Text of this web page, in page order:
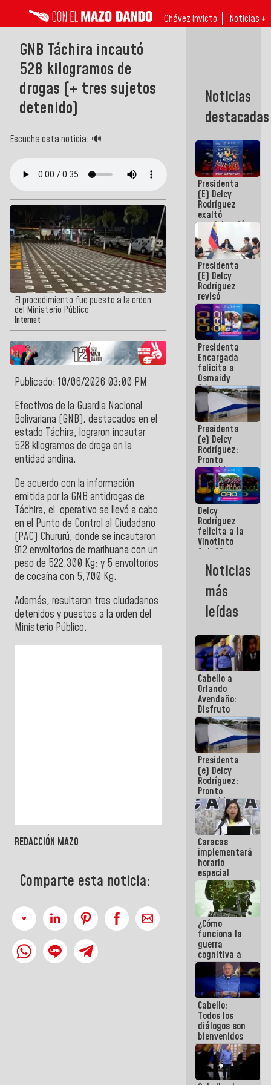
Chávez invicto Noticias ↓
GNB Táchira incautó
528 kilogramos de
drogas (+ tres sujetos
detenido)
Escucha esta noticia: 🔊
El procedimiento fue puesto a la orden
del Ministerio Público
Internet
Publicado: 10/06/2026 03:00 PM
Efectivos de la Guardia Nacional
Bolivariana (GNB), destacados en el
estado Táchira, lograron incautar
528 kilogramos de droga en la
entidad andina.
De acuerdo con la información
emitida por la GNB antidrogas de
Táchira, el operativo se llevó a cabo
en el Punto de Control al Ciudadano
(PAC) Chururú, donde se incautaron
912 envoltorios de marihuana con un
peso de 522,300 Kg; y 5 envoltorios
de cocaína con 5,700 Kg.
Además, resultaron tres ciudadanos
detenidos y puestos a la orden del
Ministerio Público.
REDACCIÓN MAZO
Comparte esta noticia:
Noticias
destacadas
Presidenta
(E) Delcy
Rodríguez
exaltó
participación
de
Venezuela
en Juegos
Centroamericanos
y del Caribe
2026
Presidenta
(E) Delcy
Rodríguez
revisó
agenda
económica y
ejecución de
fondos de
emergencia
post-sismos
Presidenta
Encargada
felicita a
Osmaidy
Arias y
Giraly
Marcano por
hacer
historia en
los
Centroamericanos
Presidenta
(e) Delcy
Rodríguez:
Pronto
restableceremos
las
operaciones
en el
Aeropuerto
Internacional
de
Maiquetía
Delcy
Rodríguez
felicita a la
Vinotinto
Sub 20
campeona
frente
México Sub
23 en los
Centroamericanos
Noticias
más
leídas
Cabello a
Orlando
Avendaño:
Disfruto
cada vez
que escribes
porque lo
que haces
es
embarrarla
Presidenta
(e) Delcy
Rodríguez:
Pronto
restableceremos
las
operaciones
en el
Aeropuerto
Internacional
de
Maiquetía
Caracas
implementará
horario
especial
para
adaptarse
al plan de
ahorro
energético
¿Cómo
funciona la
guerra
cognitiva a
favor de la
narrativa
hegemónica?
(1)
Cabello:
Todos los
diálogos son
bienvenidos
siempre que
estén en el
marco de la
Constitución